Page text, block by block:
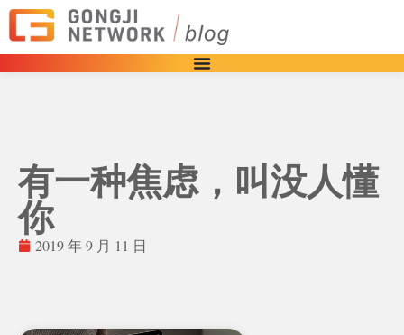
有一种焦虑，叫没人懂
你
2019 年 9 月 11 日